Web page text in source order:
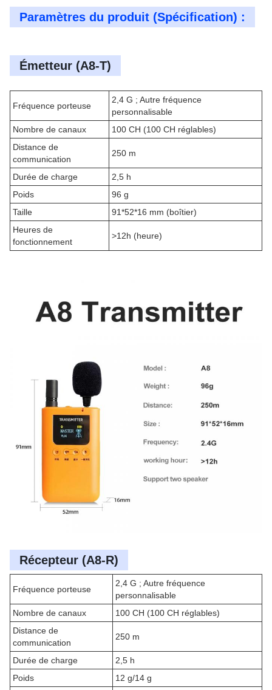
Paramètres du produit (Spécification) :
Émetteur (A8-T)
Fréquence porteuse
2,4 G ; Autre fréquence
personnalisable
Nombre de canaux
100 CH (100 CH réglables)
Distance de
communication
250 m
Durée de charge
2,5 h
Poids
96 g
Taille
91*52*16 mm (boîtier)
Heures de
fonctionnement
>12h (heure)
Récepteur (A8-R)
Fréquence porteuse
2,4 G ; Autre fréquence
personnalisable
Nombre de canaux
100 CH (100 CH réglables)
Distance de
communication
250 m
Durée de charge
2,5 h
Poids
12 g/14 g